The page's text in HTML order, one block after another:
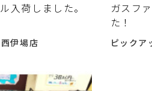
入荷しました。
伊場店
ガスフ
た！
ピックア